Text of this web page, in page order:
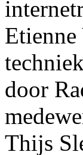
door
Thijs